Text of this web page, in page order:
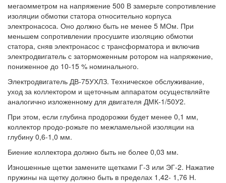
мегаомметром на напряжение 500 В замерьте сопротивление
изоляции обмотки статора относительно корпуса
электронасоса. Оно должно быть не менее 5 МОм. При
меньшем сопротивлении просушите изоляцию обмотки
статора, сняв электронасос с трансформатора и включив
электродвигатель с заторможенным ротором на напряжение,
пониженное до 10-15 % номинального.
Электродвигатель ДВ-75УХЛЗ. Техническое обслуживание,
уход за коллектором и щеточным аппаратом осуществляйте
аналогично изложенному для двигателя ДМК-1/50У2.
При этом, если глубина продорожки будет менее 0,1 мм,
коллектор продо-рожьте по межламельной изоляции на
глубину 0,6-1,0 мм.
Биение коллектора должно быть не более 0,03 мм.
Изношенные щетки замените щетками Г-3 или ЭГ-2. Нажатие
пружины на щетку должно быть в пределах 1,42- 1,76 Н.